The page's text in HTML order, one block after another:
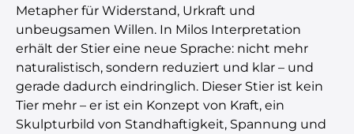
Metapher für Widerstand, Urkraft und
unbeugsamen Willen. In Milos Interpretation
erhält der Stier eine neue Sprache: nicht mehr
naturalistisch, sondern reduziert und klar – und
gerade dadurch eindringlich. Dieser Stier ist kein
Tier mehr – er ist ein Konzept von Kraft, ein
Skulpturbild von Standhaftigkeit, Spannung und